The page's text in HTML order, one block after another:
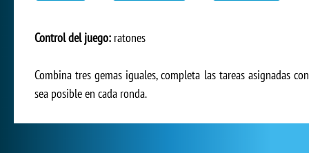
Control del juego: ratones
Combina tres gemas iguales, completa las tareas asignadas
sea posible en cada ronda.